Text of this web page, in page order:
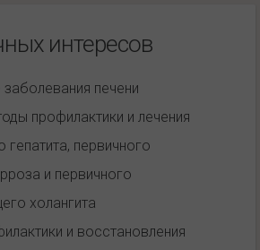
интересов
печени
профилактики и лечения
гепатита, первичного
и первичного
холангита
и восстановления